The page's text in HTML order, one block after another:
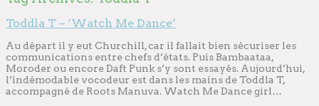
Toddla T – ‘Watch Me Dance’
Au départ il y eut Churchill, car il fallait bien sécuriser les
communications entre chefs d’états. Puis Bambaataa,
Moroder ou encore Daft Punk s’y sont essayés. Aujourd’hui,
l’indémodable vocodeur est dans les mains de Toddla T,
accompagné de Roots Manuva. Watch Me Dance girl…